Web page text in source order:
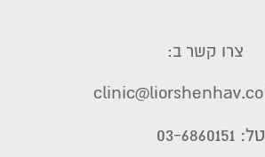
צרו קשר ב:
טל: 03-6860151